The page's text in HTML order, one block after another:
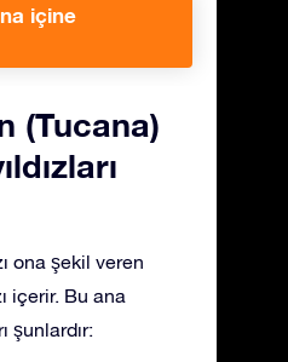
içine
(Tucana)
ona şekil veren
içerir. Bu ana
şunlardır: